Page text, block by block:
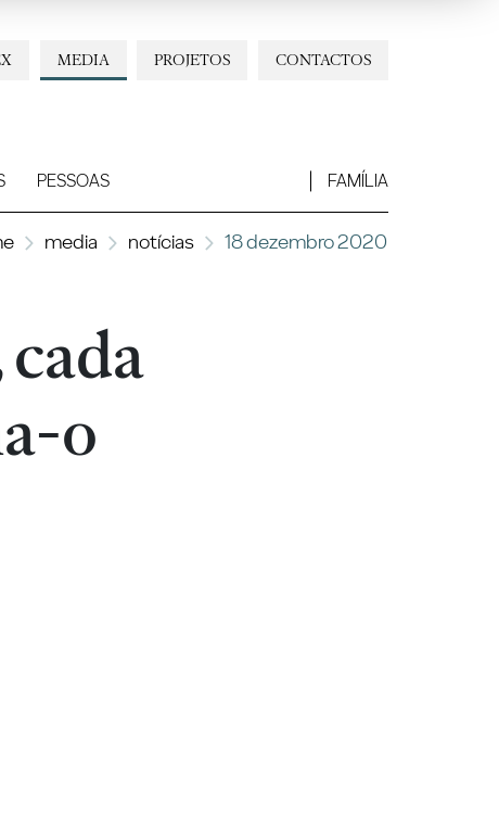
CONTACTOS
PROJETOS
MEDIA
PESSOAS FAMÍLIA
media notícias 18 dezembro 2020
o